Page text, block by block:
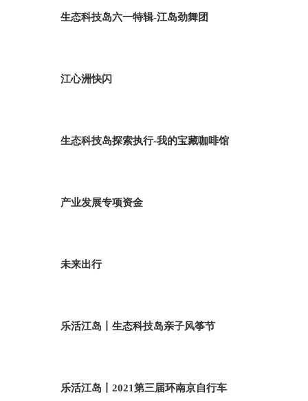
生态科技岛六一特辑-江岛劲舞团
江心洲快闪
生态科技岛探索执行-我的宝藏咖啡馆
产业发展专项资金
未来出行
乐活江岛丨生态科技岛亲子风筝节
乐活江岛丨2021第三届环南京自行车